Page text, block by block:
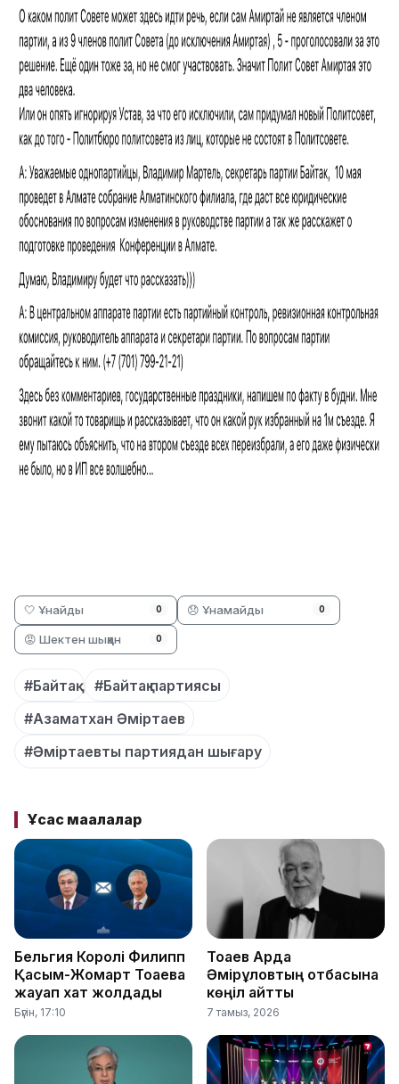
🤍 Ұнайды 0 😞 Ұнамайды 0
😡 Шектен шыққан 0
#Байтақ
#Байтақ партиясы
#Азаматхан Әміртаев
#Әміртаевты партиядан шығару
Ұқсас мақалалар
Бельгия Королі Филипп
Қасым-Жомарт Тоқаевқа
жауап хат жолдады
Бүгін, 17:10
Тоқаев Ардақ
Әмірқұловтың отбасына
көңіл айтты
7 тамыз, 2026